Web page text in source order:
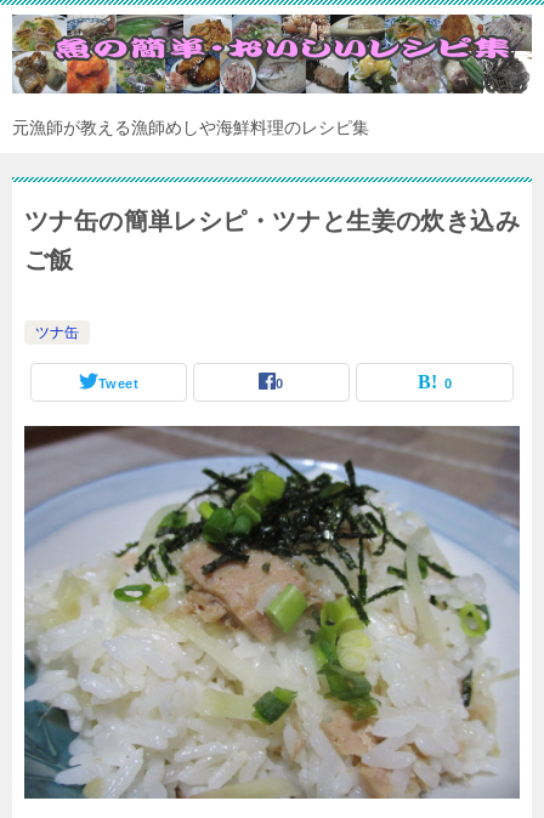
元漁師が教える漁師めしや海鮮料理のレシピ集
ツナ缶の簡単レシピ・ツナと生姜の炊き込み
ご飯
ツナ缶
Tweet 0 0